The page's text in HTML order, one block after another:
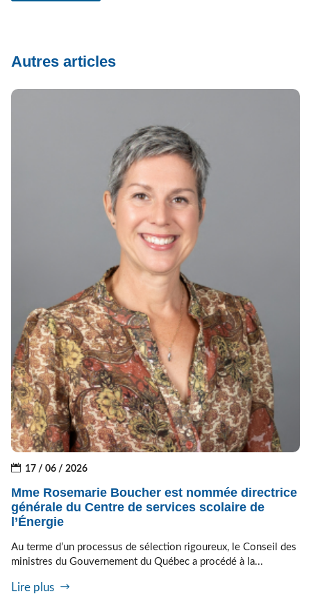
Autres articles
17 / 06 / 2026
Mme Rosemarie Boucher est nommée directrice
générale du Centre de services scolaire de
l’Énergie
Au terme d’un processus de sélection rigoureux, le Conseil des
ministres du Gouvernement du Québec a procédé à la...
Lire plus